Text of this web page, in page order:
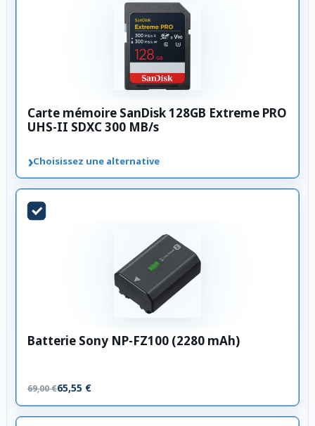
Carte mémoire SanDisk 128GB Extreme PRO
UHS-II SDXC 300 MB/s
›Choisissez une alternative
Batterie Sony NP-FZ100 (2280 mAh)
69,00 €65,55 €